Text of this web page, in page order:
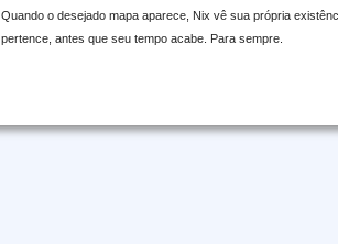
Quando o desejado mapa aparece, Nix vê sua própria
pertence, antes que seu tempo acabe. Para sempre.